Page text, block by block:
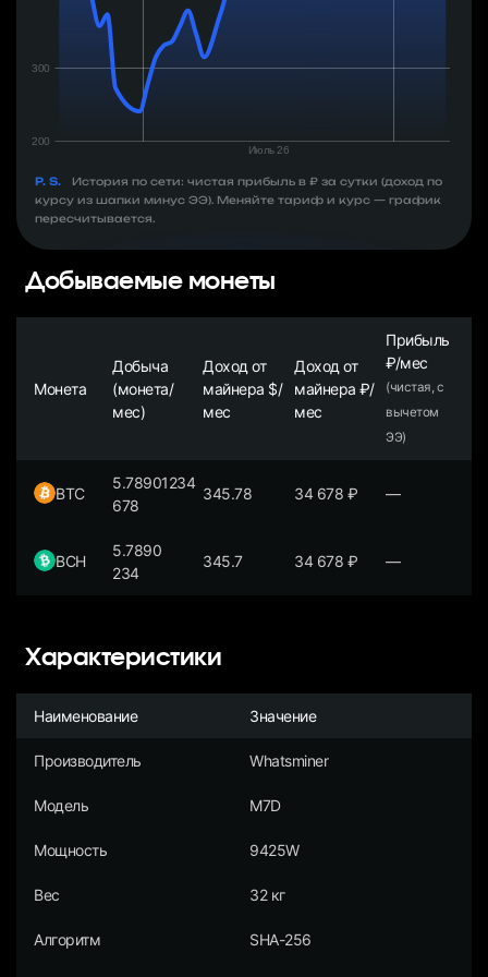
P. S.
История по сети: чистая прибыль в ₽ за сутки (доход по
курсу из шапки минус ЭЭ). Меняйте тариф и курс — график
пересчитывается.
Добываемые монеты
Монета
Добыча
(монета/
мес)
Доход от
майнера $/
мес
Доход от
майнера ₽/
мес
Прибыль
₽/мес
(чистая, с
вычетом
ЭЭ)
BTC
5.78901234
678
345.78 34 678 ₽ —
BCH
5.7890
234
345.7 34 678 ₽ —
Характеристики
Наименование Значение
Производитель Whatsminer
Модель M7D
Мощность 9425W
Вес 32 кг
Алгоритм SHA-256